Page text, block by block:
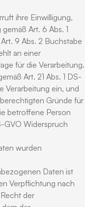
ihre Einwilligung,
Art. 6 Abs. 1
9 Abs. 2 Buchstabe
an einer
für die Verarbeitung.
Art. 21 Abs. 1 DS-
Verarbeitung ein, und
Gründe für
betroffene Person
GVO Widerspruch
wurden
Daten ist
Verpflichtung nach
der